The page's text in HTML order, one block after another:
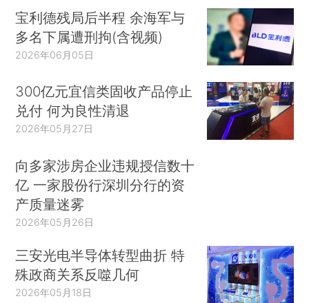
宝利德残局后半程 余海军与
多名下属遭刑拘(含视频)
2026年06月05日
300亿元宜信类固收产品停止
兑付 何为良性清退
2026年05月27日
向多家涉房企业违规授信数十
亿 一家股份行深圳分行的资
产质量迷雾
2026年05月26日
三安光电半导体转型曲折 特
殊政商关系反噬几何
2026年05月18日